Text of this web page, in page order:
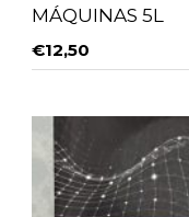
MÁQUINAS 5L
€12,50